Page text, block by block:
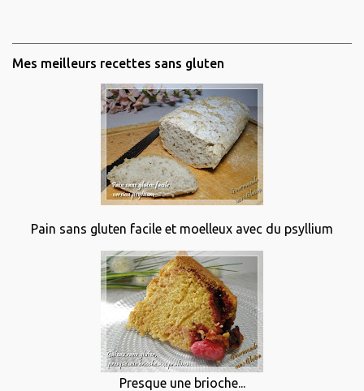
Mes meilleurs recettes sans gluten
Pain sans gluten facile et moelleux avec du psyllium
Presque une brioche...